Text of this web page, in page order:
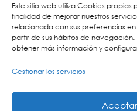
Este sitio web utiliza Cookies
finalidad de mejorar nuestros
relacionada con sus preferencias
partir de sus hábitos de navegación.
obtener más información y
Gestionar los servicios
Aviso